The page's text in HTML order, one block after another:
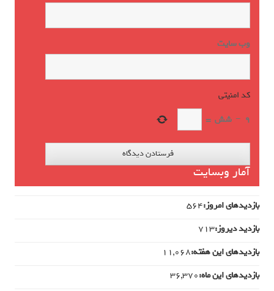
وب‌ سایت
کد امنیتی*
9
− شش =
آمار وبسایت
بازدیدهای امروز:564
بازدید دیروز:713
بازدیدهای این هفته:11,068
بازدیدهای این ماه:36,370